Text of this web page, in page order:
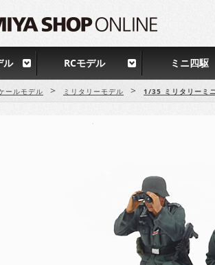
ル RCモデル ミニ四駆
ールモデル > ミリタリーモデル > 1/35 ミリタリーミ